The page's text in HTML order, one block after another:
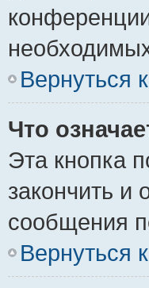
Вернуться
Что
Эта кнопка
закончить и
сообщения
Вернуться